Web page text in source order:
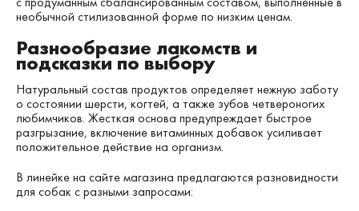
необычной стилизованной форме по низким ценам.
Разнообразие лакомств и
подсказки по выбору
Натуральный состав продуктов определяет нежную заботу
о состоянии шерсти, когтей, а также зубов четвероногих
любимчиков. Жесткая основа предупреждает быстрое
разгрызание, включение витаминных добавок усиливает
положительное действие на организм.
В линейке на сайте магазина предлагаются разновидности
для собак с разными запросами: